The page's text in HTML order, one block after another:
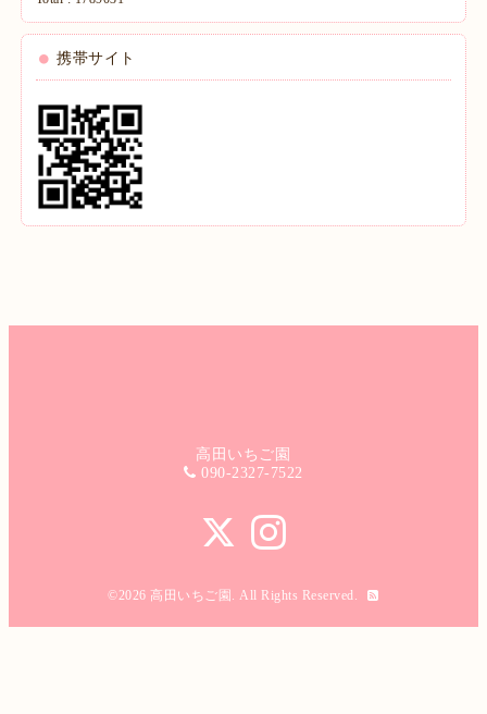
携帯サイト
高田いちご園
090-2327-7522
©2026高田いちご園 . All Rights Reserved.